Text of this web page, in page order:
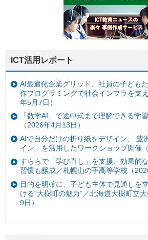
ICT活用レポート
AI最適化企業グリッド、社員の子ども
作プログラミングで社会インフラを支
年5月7日）
「数学AI」で途中式まで理解できる学
（2026年4月13日）
AIで自分だけの折り紙をデザイン、 豊
イン」を活用したワークショップ開催
すららで「学び直し」を支援、効果的
習慣も醸成／札幌山の手高等学校（
目的を明確に、子ども主体で見通しを
ける“大樹町の魅力”／北海道大樹町立
9日）